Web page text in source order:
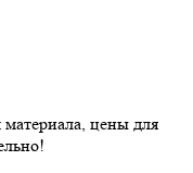
цены для